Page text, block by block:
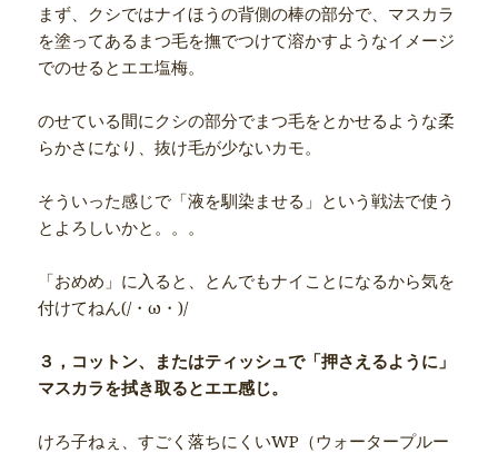
まず、クシではナイほうの背側の棒の部分で、マスカラ
を塗ってあるまつ毛を撫でつけて溶かすようなイメージ
でのせるとエエ塩梅。
のせている間にクシの部分でまつ毛をとかせるような柔
らかさになり、抜け毛が少ないカモ。
そういった感じで「液を馴染ませる」という戦法で使う
とよろしいかと。。。
「おめめ」に入ると、とんでもナイことになるから気を
付けてねん(/・ω・)/
３，コットン、またはティッシュで「押さえるように」
マスカラを拭き取るとエエ感じ。
けろ子ねぇ、すごく落ちにくいWP（ウォータープルー